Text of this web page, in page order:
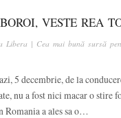
VESTE REA
Libera | Cea mai bună sursă
5 decembrie, de la
nu a fost nici macar o stire
Romania a ales sa o…